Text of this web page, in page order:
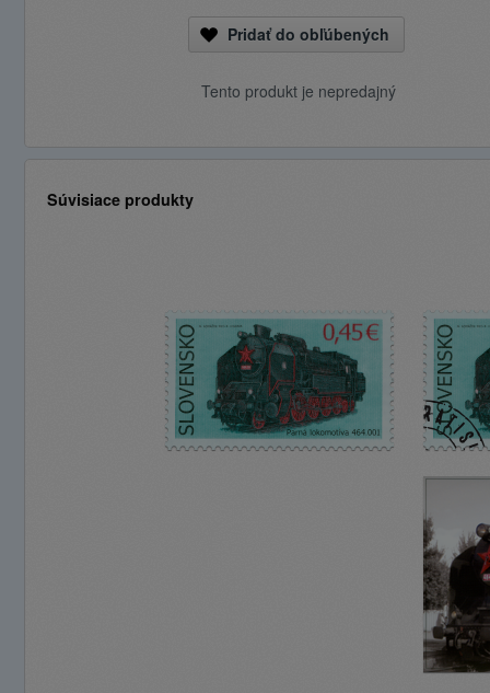
Pridať do obľúbených
Tento produkt je nepredajný
Súvisiace produkty